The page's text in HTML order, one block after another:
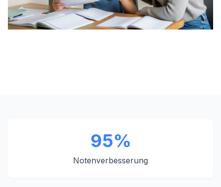
95%
Notenverbesserung